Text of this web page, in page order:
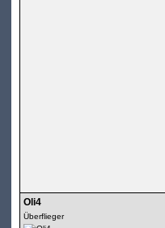
Oli4
Überflieger